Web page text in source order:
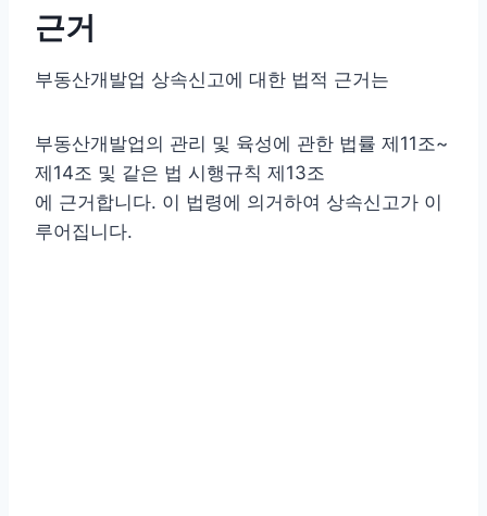
근거
부동산개발업 상속신고에 대한 법적 근거는
부동산개발업의 관리 및 육성에 관한 법률 제11조~
제14조 및 같은 법 시행규칙 제13조
에 근거합니다. 이 법령에 의거하여 상속신고가 이
루어집니다.